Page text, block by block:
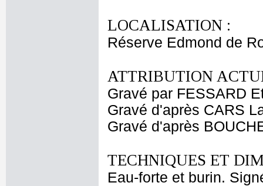
LOCALISATION :
Réserve Edmond de
ATTRIBUTION
Gravé par FESSARD
Gravé d'après CARS
Gravé d'après
TECHNIQUES ET
Eau-forte et burin.